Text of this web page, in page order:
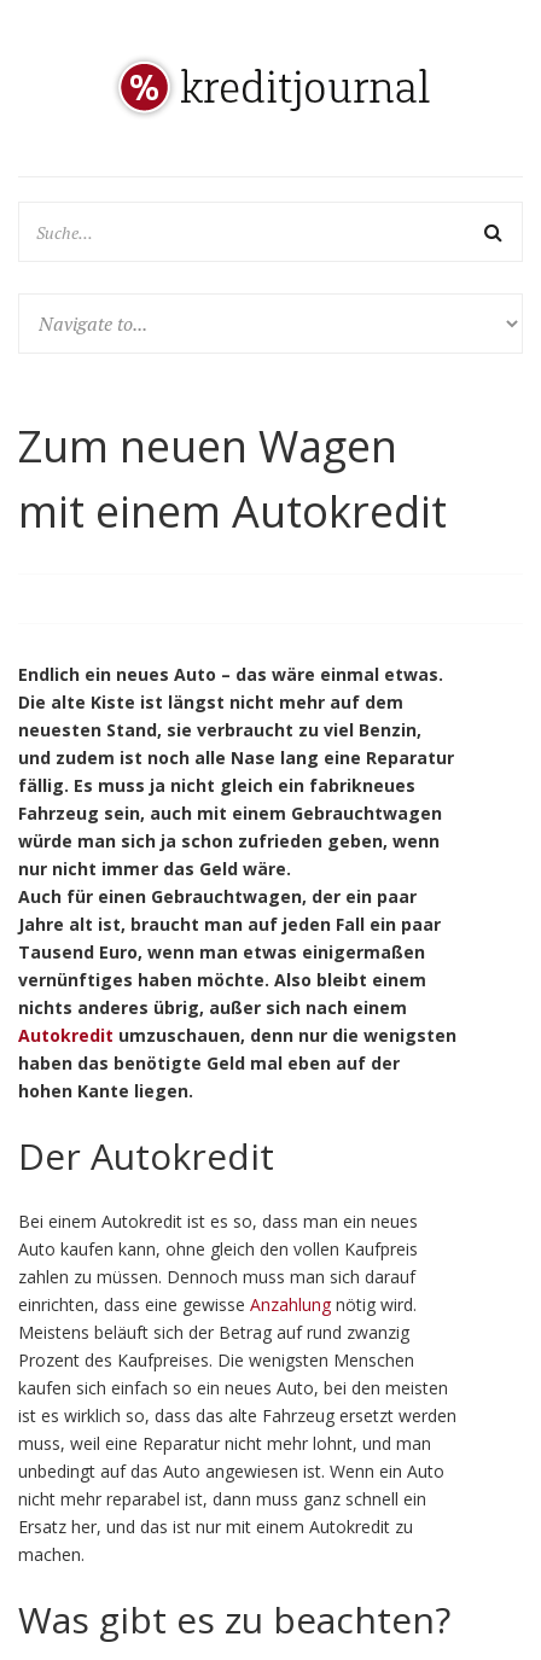
Zum neuen Wagen
mit einem Autokredit
Endlich ein neues Auto – das wäre einmal etwas.
Die alte Kiste ist längst nicht mehr auf dem
neuesten Stand, sie verbraucht zu viel Benzin,
und zudem ist noch alle Nase lang eine Reparatur
fällig. Es muss ja nicht gleich ein fabrikneues
Fahrzeug sein, auch mit einem Gebrauchtwagen
würde man sich ja schon zufrieden geben, wenn
nur nicht immer das Geld wäre.
Auch für einen Gebrauchtwagen, der ein paar
Jahre alt ist, braucht man auf jeden Fall ein paar
Tausend Euro, wenn man etwas einigermaßen
vernünftiges haben möchte. Also bleibt einem
nichts anderes übrig, außer sich nach einem
Autokredit umzuschauen, denn nur die wenigsten
haben das benötigte Geld mal eben auf der
hohen Kante liegen.
Der Autokredit
Bei einem Autokredit ist es so, dass man ein neues
Auto kaufen kann, ohne gleich den vollen Kaufpreis
zahlen zu müssen. Dennoch muss man sich darauf
einrichten, dass eine gewisse Anzahlungnötig wird.
Meistens beläuft sich der Betrag auf rund zwanzig
Prozent des Kaufpreises. Die wenigsten Menschen
kaufen sich einfach so ein neues Auto, bei den meisten
ist es wirklich so, dass das alte Fahrzeug ersetzt werden
muss, weil eine Reparatur nicht mehr lohnt, und man
unbedingt auf das Auto angewiesen ist. Wenn ein Auto
nicht mehr reparabel ist, dann muss ganz schnell ein
Ersatz her, und das ist nur mit einem Autokredit zu
machen.
Was gibt es zu beachten?